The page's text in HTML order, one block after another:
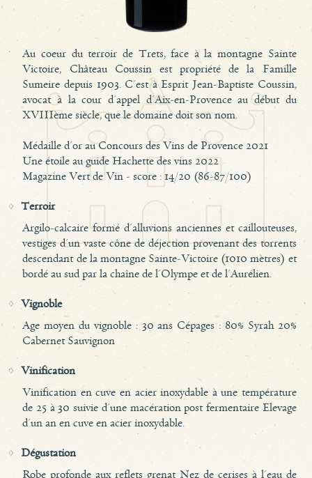
Au coeur du terroir de Trets, face à la montagne Sainte
Victoire, Château Coussin est propriété de la Famille
Sumeire depuis 1903. C'est à Esprit Jean-Baptiste Coussin,
avocat à la cour d'appel d'Aix-en-Provence au début du
XVIIIème siècle, que le domaine doit son nom.
Médaille d'or au Concours des Vins de Provence 2021
Une étoile au guide Hachette des vins 2022
Magazine Vert de Vin - score : 14/20 (86-87/100)
Terroir
Argilo-calcaire formé d'alluvions anciennes et caillouteuses,
vestiges d'un vaste cône de déjection provenant des torrents
descendant de la montagne Sainte-Victoire (1010 mètres) et
bordé au sud par la chaîne de l'Olympe et de l'Aurélien.
Vignoble
Age moyen du vignoble : 30 ans Cépages : 80% Syrah 20%
Cabernet Sauvignon
Vinification
Vinification en cuve en acier inoxydable à une température
de 25 à 30 suivie d'une macération post fermentaire Elevage
d'un an en cuve en acier inoxydable.
Dégustation
Robe profonde aux reflets grenat Nez de cerises à l'eau de